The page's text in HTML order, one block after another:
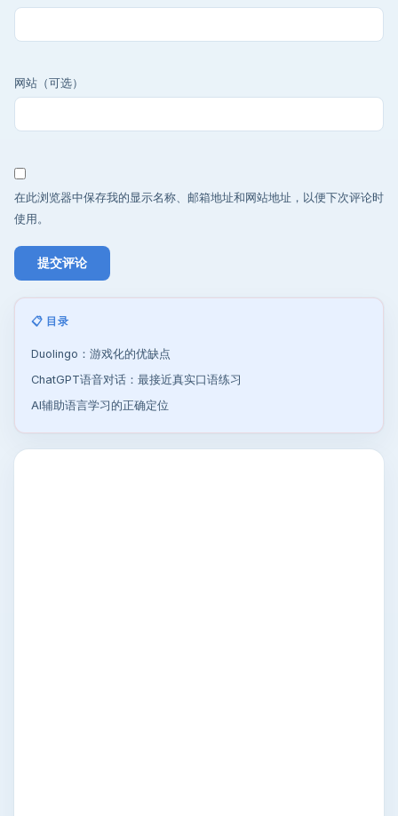
网站（可选）
在此浏览器中保存我的显示名称、邮箱地址和网站地址，以便下次评论时
使用。
📋 目录
Duolingo：游戏化的优缺点
ChatGPT语音对话：最接近真实口语练习
AI辅助语言学习的正确定位